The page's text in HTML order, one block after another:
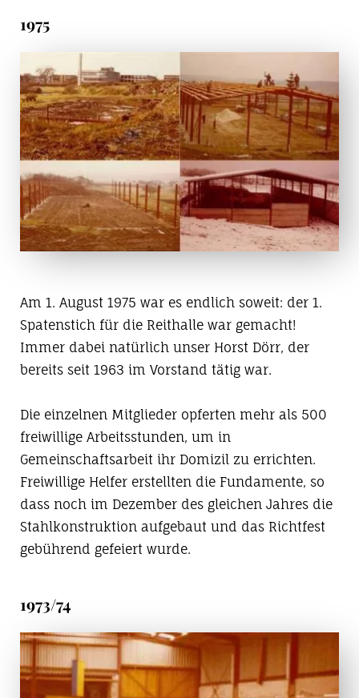
1975
Am 1. August 1975 war es endlich soweit: der 1.
Spatenstich für die Reithalle war gemacht!
Immer dabei natürlich unser Horst Dörr, der
bereits seit 1963 im Vorstand tätig war.
Die einzelnen Mitglieder opferten mehr als 500
freiwillige Arbeitsstunden, um in
Gemeinschaftsarbeit ihr Domizil zu errichten.
Freiwillige Helfer erstellten die Fundamente, so
dass noch im Dezember des gleichen Jahres die
Stahlkonstruktion aufgebaut und das Richtfest
gebührend gefeiert wurde.
1973/74